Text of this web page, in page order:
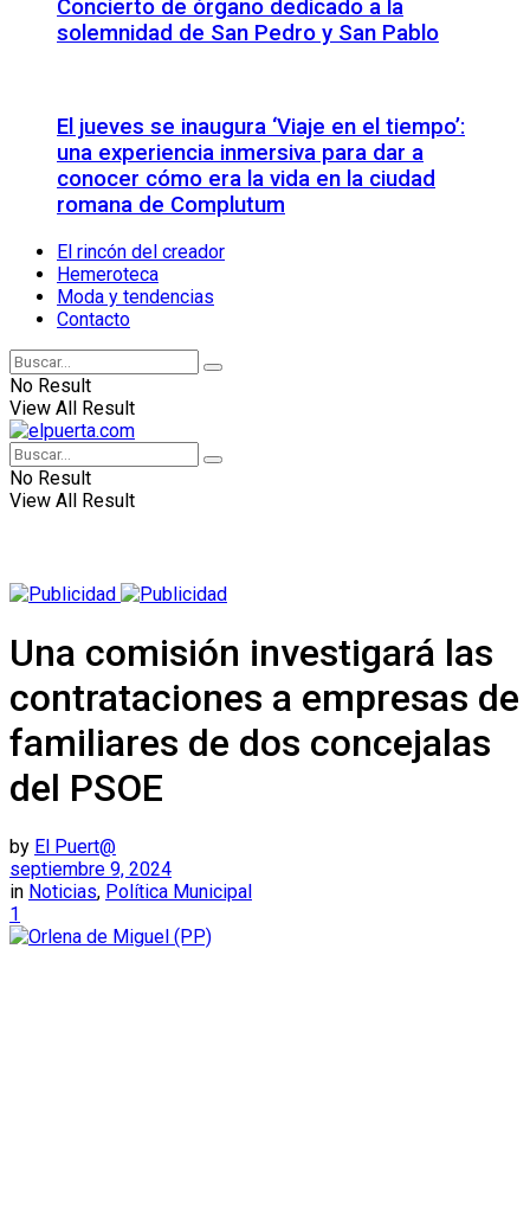
Concierto de órgano dedicado a la
solemnidad de San Pedro y San Pablo
El jueves se inaugura ‘Viaje en el tiempo’:
una experiencia inmersiva para dar a
conocer cómo era la vida en la ciudad
romana de Complutum
El rincón del creador
Hemeroteca
Moda y tendencias
Contacto
No Result
View All Result
No Result
View All Result
Una comisión investigará las
contrataciones a empresas de
familiares de dos concejalas
del PSOE
by El Puert@
septiembre 9, 2024
in Noticias, Política Municipal
1